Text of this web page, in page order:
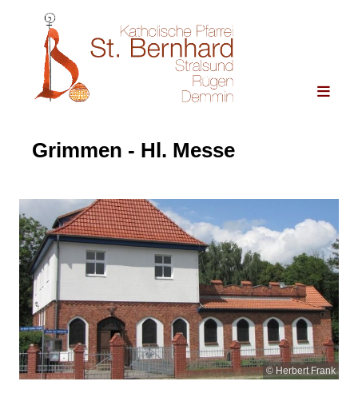
Grimmen - Hl. Messe
© Herbert Frank